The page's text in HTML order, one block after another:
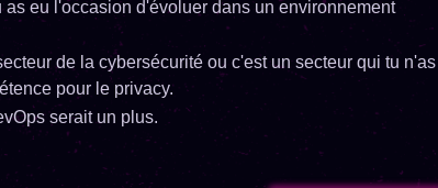
eu l'occasion d'évoluer dans un environnement
de la cybersécurité ou c'est un secteur qui tu n'as
pour le privacy.
serait un plus.